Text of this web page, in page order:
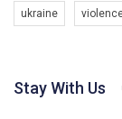
насильству
Якщо ти хочеш
1.9K Просмотров
ukraine
Stay With Us